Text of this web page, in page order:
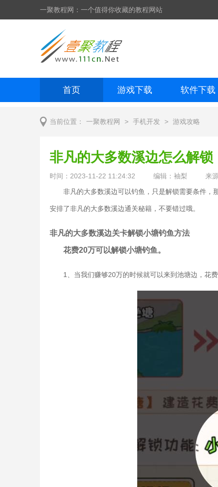
一聚教程网：一个值得你收藏的教程网站
首页 游戏下载 软件下载
当前位置： 一聚教程网 > 手机开发 > 游戏攻略
非凡的大多数溪边怎么解锁
时间：2023-11-22 11:24:32 编辑：袖梨
来
非凡的大多数溪边可以钓鱼，只是解锁需要条件
安排了非凡的大多数溪边通关秘籍，不要错过哦。
非凡的大多数溪边关卡解锁小塘钓鱼方法
花费20万可以解锁小塘钓鱼。
1、当我们赚够20万的时候就可以来到池塘边，花